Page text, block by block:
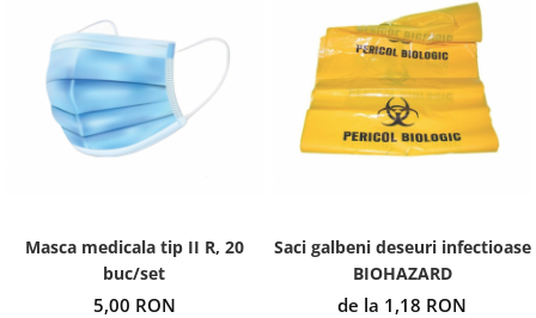
Masca medicala tip II R, 20
buc/set
5,00 RON
Saci galbeni deseuri infectioase
BIOHAZARD
de la 1,18 RON